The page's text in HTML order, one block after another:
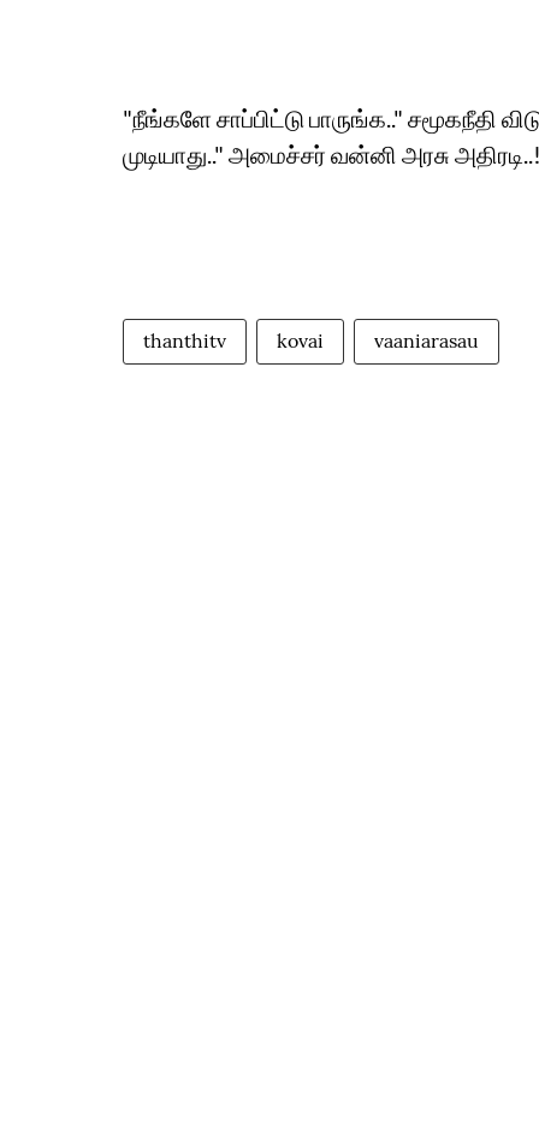
"நீங்களே சாப்பிட்டு பாருங்க.." சமூகநீதி
முடியாது.." அமைச்சர் வன்னி அரசு
thanthitv kovai vaaniarasau